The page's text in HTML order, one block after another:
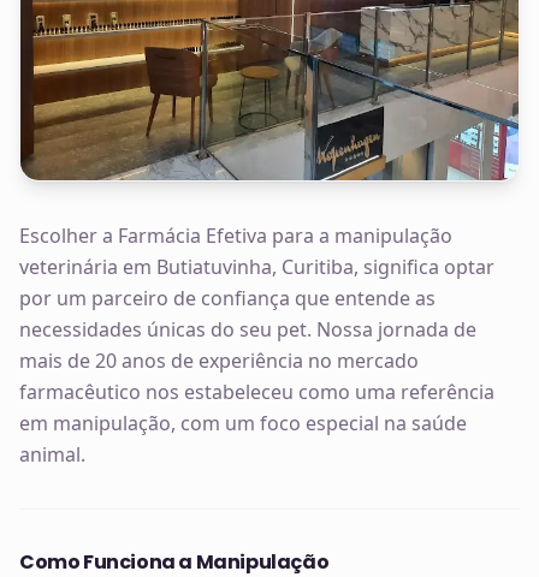
Escolher a Farmácia Efetiva para a manipulação
veterinária em Butiatuvinha, Curitiba, significa optar
por um parceiro de confiança que entende as
necessidades únicas do seu pet. Nossa jornada de
mais de 20 anos de experiência no mercado
farmacêutico nos estabeleceu como uma referência
em manipulação, com um foco especial na saúde
animal.
Como Funciona a Manipulação